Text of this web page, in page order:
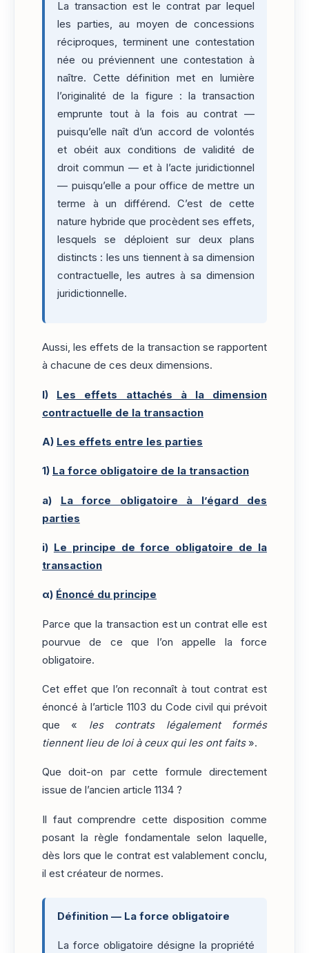
La transaction est le contrat par lequel
les parties, au moyen de concessions
réciproques, terminent une contestation
née ou préviennent une contestation à
naître. Cette définition met en lumière
l’originalité de la figure : la transaction
emprunte tout à la fois au contrat —
puisqu’elle naît d’un accord de volontés
et obéit aux conditions de validité de
droit commun — et à l’acte juridictionnel
— puisqu’elle a pour office de mettre un
terme à un différend. C’est de cette
nature hybride que procèdent ses effets,
lesquels se déploient sur deux plans
distincts : les uns tiennent à sa dimension
contractuelle, les autres à sa dimension
juridictionnelle.
Aussi, les effets de la transaction se rapportent
à chacune de ces deux dimensions.
I) Les effets attachés à la dimension
contractuelle de la transaction
A) Les effets entre les parties
1) La force obligatoire de la transaction
a) La force obligatoire à l’égard des
parties
i) Le principe de force obligatoire de la
transaction
α) Énoncé du principe
Parce que la transaction est un contrat elle est
pourvue de ce que l’on appelle la force
obligatoire.
Cet effet que l’on reconnaît à tout contrat est
énoncé à l’article 1103 du Code civil qui prévoit
que « les contrats légalement formés
tiennent lieu de loi à ceux qui les ont faits».
Que doit-on par cette formule directement
issue de l’ancien article 1134 ?
Il faut comprendre cette disposition comme
posant la règle fondamentale selon laquelle,
dès lors que le contrat est valablement conclu,
il est créateur de normes.
Définition — La force obligatoire
La force obligatoire désigne la propriété